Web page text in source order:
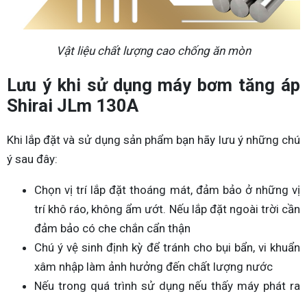
Vật liệu chất lượng cao chống ăn mòn
Lưu ý khi sử dụng máy bơm tăng áp
Shirai JLm 130A
Khi lắp đặt và sử dụng sản phẩm bạn hãy lưu ý những chú
ý sau đây:
Chọn vị trí lắp đặt thoáng mát, đảm bảo ở những vị
trí khô ráo, không ẩm ướt. Nếu lắp đặt ngoài trời cần
đảm bảo có che chắn cẩn thận
Chú ý vệ sinh định kỳ để tránh cho bụi bẩn, vi khuẩn
xâm nhập làm ảnh hưởng đến chất lượng nước
Nếu trong quá trình sử dụng nếu thấy máy phát ra